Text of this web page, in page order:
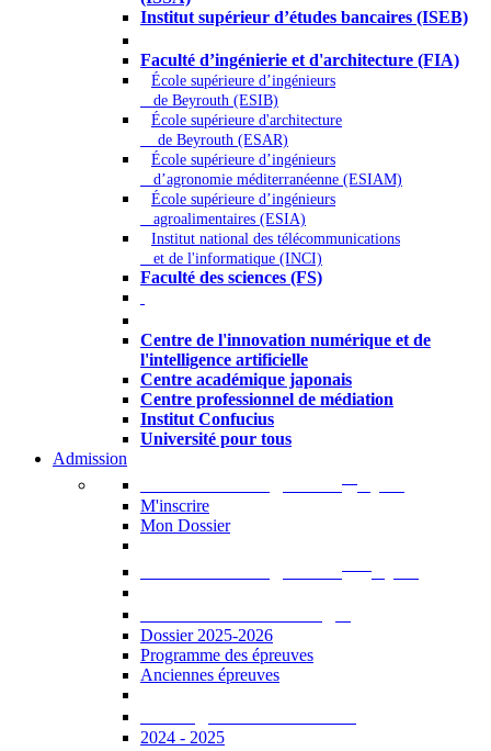
Institut supérieur d’études bancaires (ISEB)
Faculté d’ingénierie et d'architecture (FIA)
École supérieure d’ingénieurs
de Beyrouth (ESIB)
École supérieure d'architecture
de Beyrouth (ESAR)
École supérieure d’ingénieurs
d’agronomie méditerranéenne (ESIAM)
École supérieure d’ingénieurs
agroalimentaires (ESIA)
Institut national des télécommunications
et de l'informatique (INCI)
Faculté des sciences (FS)
Centre de l'innovation numérique et de
l'intelligence artificielle
Centre académique japonais
Centre professionnel de médiation
Institut Confucius
Université pour tous
Admission
M'inscrire
Mon Dossier
Dossier 2025-2026
Programme des épreuves
Anciennes épreuves
2024 - 2025